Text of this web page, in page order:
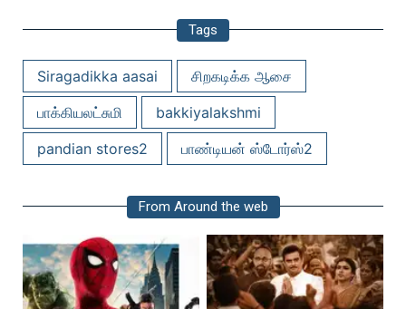
Tags
Siragadikka aasai
சிறகடிக்க ஆசை
பாக்கியலட்சுமி
bakkiyalakshmi
pandian stores2
பாண்டியன் ஸ்டோர்ஸ்2
From Around the web